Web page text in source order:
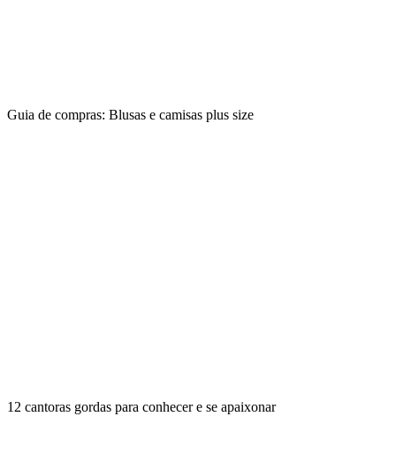
Guia de compras: Blusas e camisas plus size
12 cantoras gordas para conhecer e se apaixonar